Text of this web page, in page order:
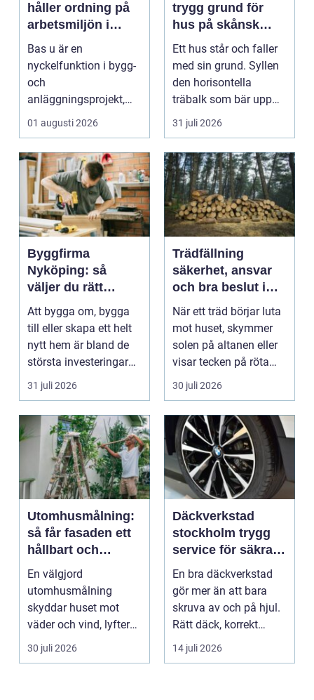
håller ordning på
arbetsmiljön i
byggprojekt
Bas u är en
nyckelfunktion i bygg-
och
anläggningsprojekt,
med ansvar för att
arbetsm...
01 augusti 2026
trygg grund för
hus på skånsk
mark
Ett hus står och faller
med sin grund. Syllen
den horisontella
träbalk som bär upp
väggarna mot pla...
31 juli 2026
Byggfirma
Nyköping: så
väljer du rätt
partner för ditt
projekt
Att bygga om, bygga
till eller skapa ett helt
nytt hem är bland de
största investeringar
m...
31 juli 2026
Trädfällning
säkerhet, ansvar
och bra beslut i
trädgården
När ett träd börjar luta
mot huset, skymmer
solen på altanen eller
visar tecken på röta
uppstår ofta...
30 juli 2026
Utomhusmålning:
så får fasaden ett
hållbart och
vackert resultat
En välgjord
utomhusmålning
skyddar huset mot
väder och vind, lyfter
helhetsintrycket...
30 juli 2026
Däckverkstad
stockholm trygg
service för säkra
mil året runt
En bra däckverkstad
gör mer än att bara
skruva av och på hjul.
Rätt däck, korrekt
montering och rege...
14 juli 2026